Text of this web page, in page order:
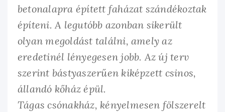
betonalapra épített faházat szándékoztak
építeni. A legutóbb azonban sikerült
olyan megoldást találni, amely az
eredetinél lényegesen jobb. Az új terv
szerint bástyaszerűen kiképzett csinos,
állandó kőház épül.
Tágas csónakház, kényelmesen fölszerelt